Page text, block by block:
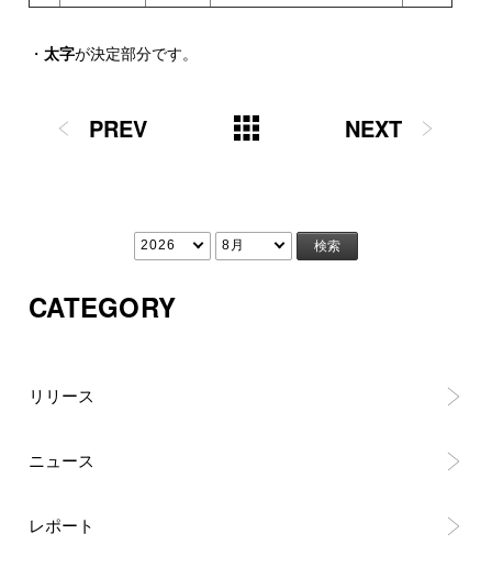
・ 太字が決定部分です。
PREV NEXT
CATEGORY
リリース
ニュース
レポート